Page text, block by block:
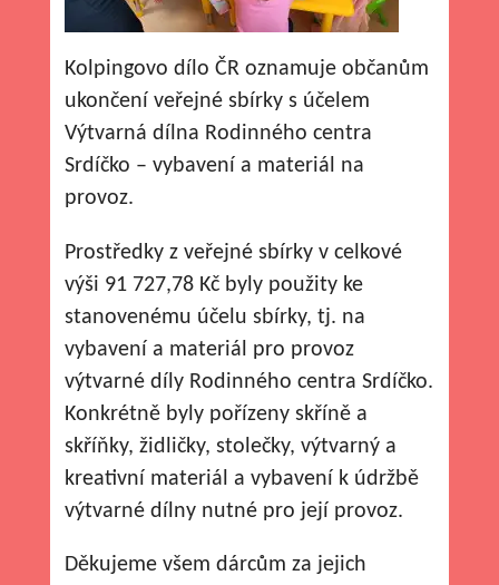
Kolpingovo dílo ČR oznamuje občanům
ukončení veřejné sbírky s účelem
Výtvarná dílna Rodinného centra
Srdíčko – vybavení a materiál na
provoz.
Prostředky z veřejné sbírky v celkové
výši 91 727,78 Kč byly použity ke
stanovenému účelu sbírky, tj. na
vybavení a materiál pro provoz
výtvarné díly Rodinného centra Srdíčko.
Konkrétně byly pořízeny skříně a
skříňky, židličky, stolečky, výtvarný a
kreativní materiál a vybavení k údržbě
výtvarné dílny nutné pro její provoz.
Děkujeme všem dárcům za jejich